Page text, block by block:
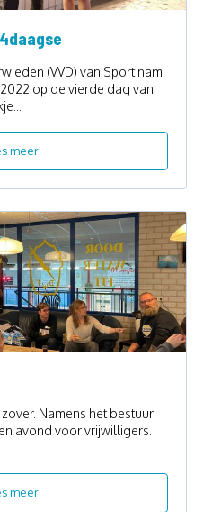
(VVD) van Sport nam
op de vierde dag van
meer
Namens het bestuur
avond voor vrijwilligers.
meer